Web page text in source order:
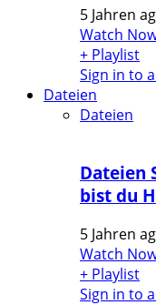
5 Jahren
Watch
+ Playlist
Sign in to
Dateien
Dateien
Dateien
bist du
5 Jahren
Watch
+ Playlist
Sign in to